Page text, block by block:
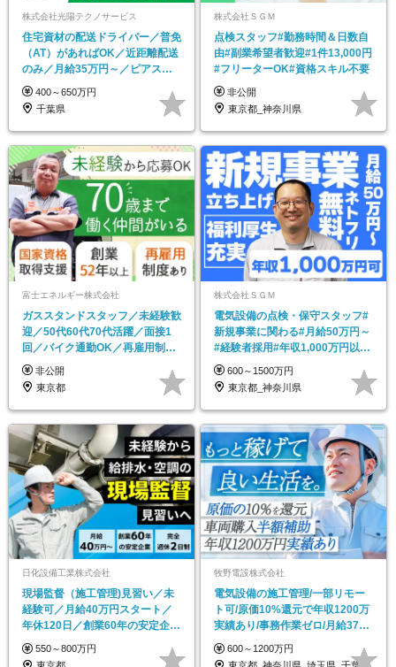
株式会社光陽テクノサービス
住宅資材の配送ドライバー／普免
（AT）があればOK／近距離配送
のみ／月給35万円～／ピアス・
ヒゲ・髪型自由！
400～650万円
千葉県
株式会社ＳＧＭ
点検スタッフ#勤務時間＆日数自
由#副業希望者歓迎#1件13,000円
#フリーターOK#資格スキル不要
非公開
東京都_神奈川県
富士エネルギー株式会社
ガススタンドスタッフ／未経験歓
迎／50代60代70代活躍／面接1
回／バイク通勤OK／再雇用制度
あり／賞与年2回
非公開
東京都
株式会社ＳＧＭ
電気設備の点検・保守スタッフ#
新規事業に関わる#月給50万円～
#経験者採用#年収1,000万円以上
も可
600～1500万円
東京都_神奈川県
日化設備工業株式会社
現場監督（施工管理)見習い／未
経験可／月給40万円スタート／
年休120日／創業60年の安定企業
／賞与年2回
550～800万円
牧野電設株式会社
電気設備の施工管理/一部リモー
ト可/原価10%還元で年収1200万
実績あり/事務作業ゼロ/月給37万
円～
600～1200万円